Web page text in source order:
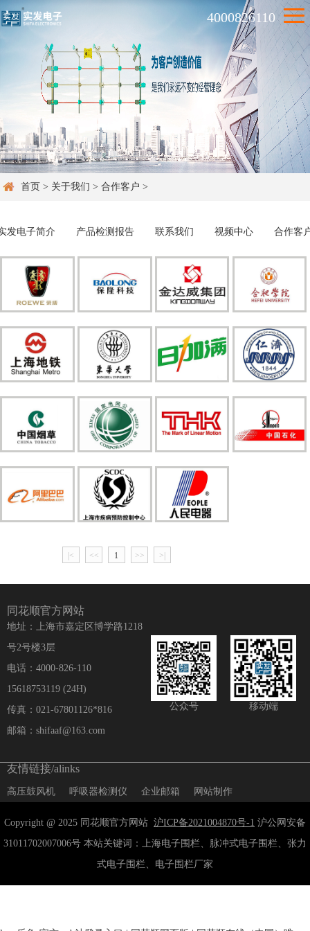
4000826110
首页 > 关于我们 > 合作客户 >
发电子简介 产品检测报告 联系我们 视频中心 合作客
|< << 1 >> >|
同花顺官方网站
地址：上海市嘉定区博学路1218
号2号楼3层
电话：4000-826-110
15618753119 (24H)
传真：021-67801126*816
邮箱：shifaaf@163.com
公众号 移动端
友情链接/alinks
高压鼓风机 呼吸器检测仪 企业邮箱 网站制作
Copyright @ 2025 同花顺官方网站 沪ICP备2021004870号-1 沪公网安备
31011702007006号 本站关键词：上海电子围栏、脉冲式电子围栏、张力
式电子围栏、电子围栏厂家